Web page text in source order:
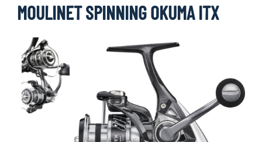
MOULINET SPINNING OKUMA ITX